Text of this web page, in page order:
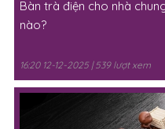
Bàn trà điện cho nhà
nào?
16:20 12-12-2025 | 539 lượt xem